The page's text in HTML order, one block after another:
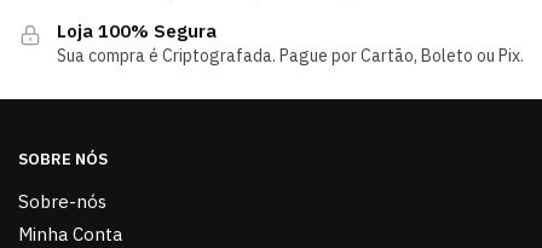
Loja 100% Segura
Sua compra é Criptografada. Pague por Cartão, Boleto ou Pix.
SOBRE NÓS
Sobre-nós
Minha Conta